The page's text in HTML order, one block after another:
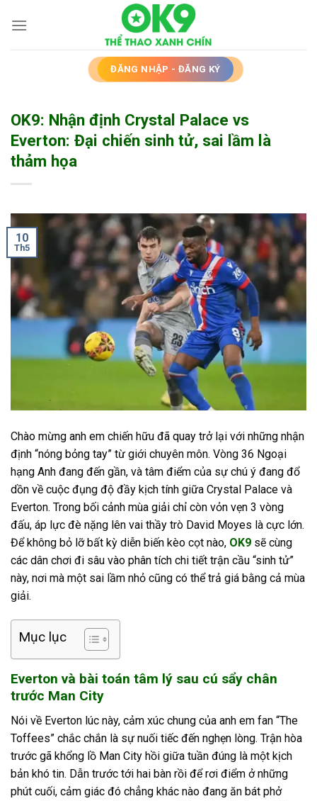
qua
ĐĂNG NHẬP - ĐĂNG KÝ
OK9: Nhận định Crystal Palace vs
Everton: Đại chiến sinh tử, sai lầm là
thảm họa
10
Th5
Chào mừng anh em chiến hữu đã quay trở lại với những nhận
định “nóng bỏng tay” từ giới chuyên môn. Vòng 36 Ngoại
hạng Anh đang đến gần, và tâm điểm của sự chú ý đang đổ
dồn về cuộc đụng độ đầy kịch tính giữa Crystal Palace và
Everton. Trong bối cảnh mùa giải chỉ còn vỏn vẹn 3 vòng
đấu, áp lực đè nặng lên vai thầy trò David Moyes là cực lớn.
Để không bỏ lỡ bất kỳ diễn biến kèo cọt nào, OK9 sẽ cùng
các dân chơi đi sâu vào phân tích chi tiết trận cầu “sinh tử”
này, nơi mà một sai lầm nhỏ cũng có thể trả giá bằng cả mùa
giải.
Mục lục
Everton và bài toán tâm lý sau cú sẩy chân
trước Man City
Nói về Everton lúc này, cảm xúc chung của anh em fan “The
Toffees” chắc chắn là sự nuối tiếc đến nghẹn lòng. Trận hòa
trước gã khổng lồ Man City hồi giữa tuần đúng là một kịch
bản khó tin. Dẫn trước tới hai bàn rồi để rơi điểm ở những
phút cuối, cảm giác đó chẳng khác nào đang ăn bát phở